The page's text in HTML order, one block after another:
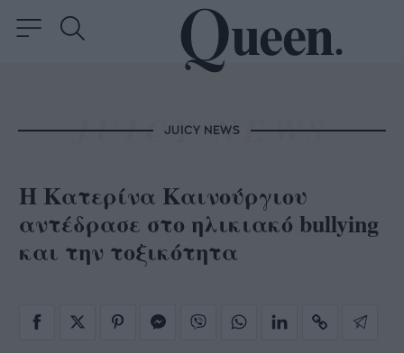
JUICY NEWS
Η Κατερίνα Καινούργιου
αντέδρασε στο ηλικιακό bullying
και την τοξικότητα